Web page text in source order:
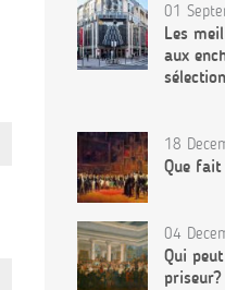
01
Les
aux
18
Que
04
Qui
priseur?